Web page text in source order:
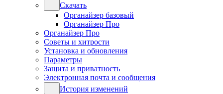
Скачать
Органайзер базовый
Органайзер Про
Органайзер Про
Советы и хитрости
Установка и обновления
Параметры
Защита и приватность
Электронная почта и сообщения
История изменений